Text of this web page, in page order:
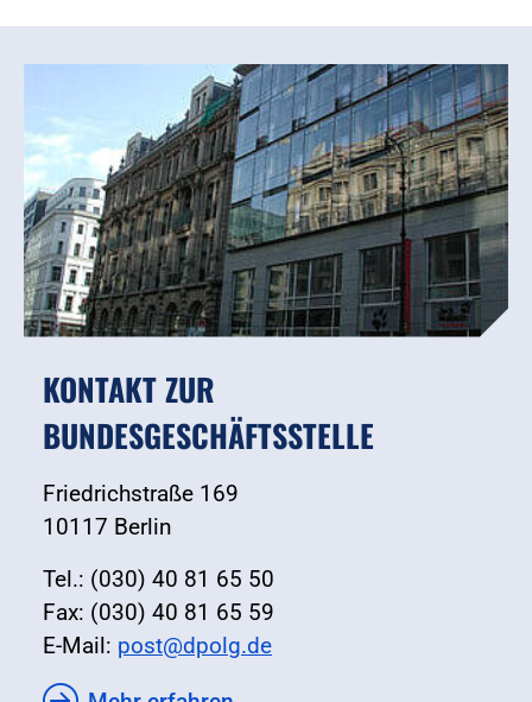
KONTAKT ZUR
BUNDESGESCHÄFTSSTELLE
Friedrichstraße 169
10117 Berlin
Tel.: (030) 40 81 65 50
Fax: (030) 40 81 65 59
E-Mail: post@dpolg.de